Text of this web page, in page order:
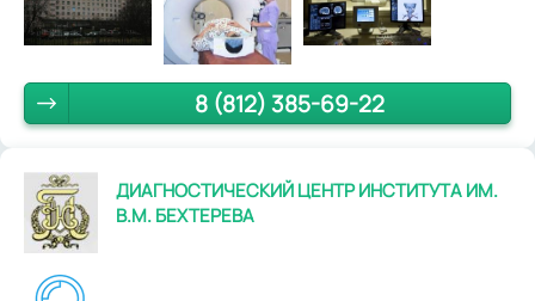
8 (812) 385-69-22
ДИАГНОСТИЧЕСКИЙ ЦЕНТР ИНСТИТУТА ИМ.
В.М. БЕХТЕРЕВА